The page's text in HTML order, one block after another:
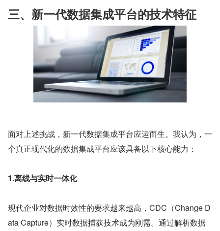
三、新一代数据集成平台的技术特征
面对上述挑战，新一代数据集成平台应运而生。我认为，一
个真正现代化的数据集成平台应该具备以下核心能力：
1.离线与实时一体化
现代企业对数据时效性的要求越来越高，CDC（Change D
ata Capture）实时数据捕获技术成为刚需。通过解析数据